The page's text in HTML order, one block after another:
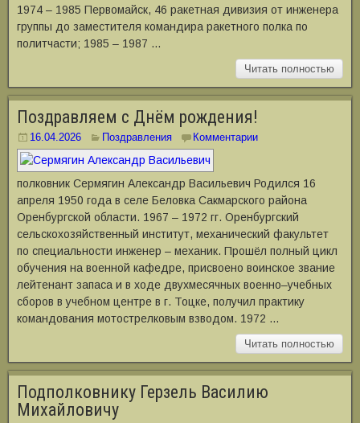
1974 – 1985 Первомайск, 46 ракетная дивизия от инженера
группы до заместителя командира ракетного полка по
политчасти; 1985 – 1987 …
Читать полностью
Поздравляем с Днём рождения!
16.04.2026 Поздравления Комментарии
полковник Сермягин Александр Васильевич Родился 16
апреля 1950 года в селе Беловка Сакмарского района
Оренбургской области. 1967 – 1972 гг. Оренбургский
сельскохозяйственный институт, механический факультет
по специальности инженер – механик. Прошёл полный цикл
обучения на военной кафедре, присвоено воинское звание
лейтенант запаса и в ходе двухмесячных военно‒учебных
сборов в учебном центре в г. Тоцке, получил практику
командования мотострелковым взводом. 1972 …
Читать полностью
Подполковнику Герзель Василию
Михайловичу